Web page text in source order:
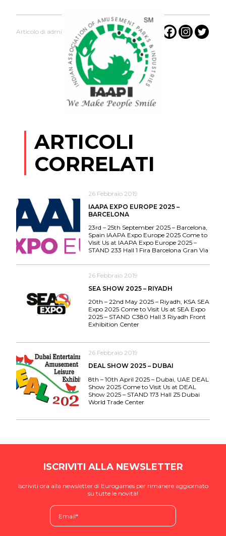
Articolo di admin 26 Febbraio 2019
ARTICOLI
CORRELATI
26 Febbraio 2019
IAAPA EXPO EUROPE 2025 –
BARCELONA
23rd – 25th September 2025 – Barcelona,
Spain IAAPA Expo Europe 2025 Come to
Visit Us at IAAPA Expo Europe 2025 –
STAND 233 Hall 1 Fira Barcelona Gran Via
26 Febbraio 2019
SEA SHOW 2025 – RIYADH
20th – 22nd May 2025 – Riyadh, KSA SEA
Expo 2025 Come to Visit Us at SEA Expo
2025 – STAND C380 Hall 3 Riyadh Front
Exhibition Center
26 Febbraio 2019
DEAL SHOW 2025 – DUBAI
8th – 10th April 2025 – Dubai, UAE DEAL
Show 2025 Come to Visit Us at DEAL
Show 2025 – STAND 173 Hall Z5 Dubai
World Trade Center
ISCRIVITI ALLA NEWSLETTER
Iscriviti ora alla newsletter di Eurogames per rimanere aggiornato
su tutte le novità!